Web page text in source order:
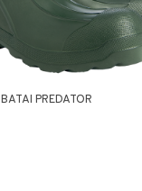
BATAI PREDATOR